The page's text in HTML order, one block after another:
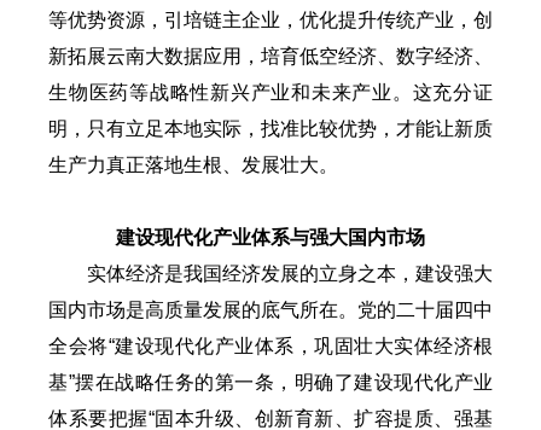
等优势资源，引培链主企业，优化提升传统产业，创
新拓展云南大数据应用，培育低空经济、数字经济、
生物医药等战略性新兴产业和未来产业。这充分证
明，只有立足本地实际，找准比较优势，才能让新质
生产力真正落地生根、发展壮大。
建设现代化产业体系与强大国内市场
实体经济是我国经济发展的立身之本，建设强大
国内市场是高质量发展的底气所在。党的二十届四中
全会将“建设现代化产业体系，巩固壮大实体经济根
基”摆在战略任务的第一条，明确了建设现代化产业
体系要把握“固本升级、创新育新、扩容提质、强基